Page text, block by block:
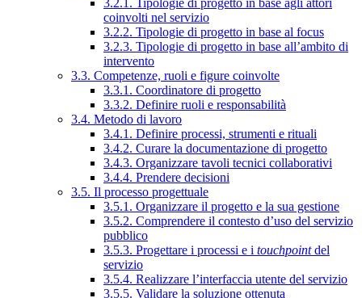
3.2.1. Tipologie di progetto in base agli attori
coinvolti nel servizio
3.2.2. Tipologie di progetto in base al focus
3.2.3. Tipologie di progetto in base all’ambito di
intervento
3.3. Competenze, ruoli e figure coinvolte
3.3.1. Coordinatore di progetto
3.3.2. Definire ruoli e responsabilità
3.4. Metodo di lavoro
3.4.1. Definire processi, strumenti e rituali
3.4.2. Curare la documentazione di progetto
3.4.3. Organizzare tavoli tecnici collaborativi
3.4.4. Prendere decisioni
3.5. Il processo progettuale
3.5.1. Organizzare il progetto e la sua gestione
3.5.2. Comprendere il contesto d’uso del servizio
pubblico
3.5.3. Progettare i processi e i touchpointdel
servizio
3.5.4. Realizzare l’interfaccia utente del servizio
3.5.5. Validare la soluzione ottenuta